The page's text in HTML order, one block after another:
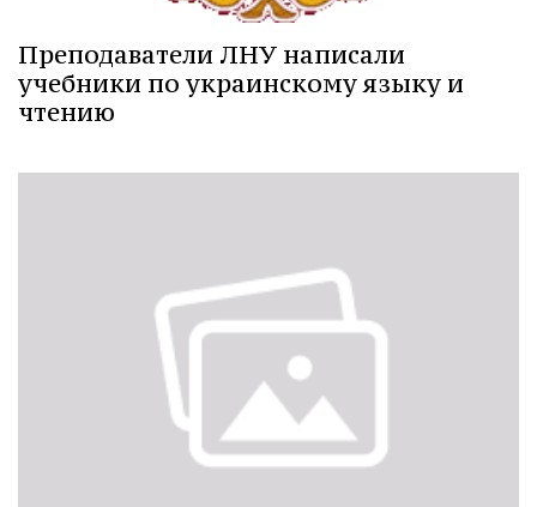
Преподаватели ЛНУ написали
учебники по украинскому языку и
чтению